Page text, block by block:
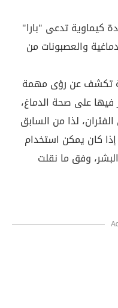
كيماوية تدعى "بارا"
والعصبونات من
تكشف عن رؤى مهمة
فيها على صحة الدماغ،
لذا من السابق
كان يمكن استخدام
وفق ما نقلت